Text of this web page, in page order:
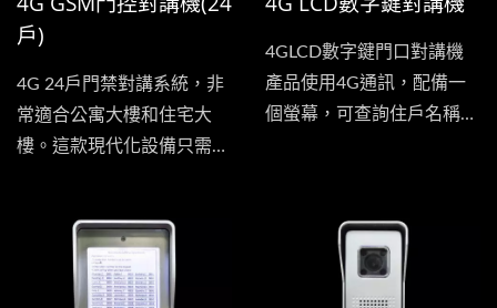
戶)
4G 24戶門禁對講系統，非
常適合公寓大樓和住宅大
樓。這款現代化設備只需一
4GLCD數字鍵門口對講機
產品使用4G通訊，配備一
個螢幕，可查詢住戶名稱。
打至住戶的手機。住戶在通
話中按下手機的數字鍵便可
控制門鎖進行開門，讓住戶